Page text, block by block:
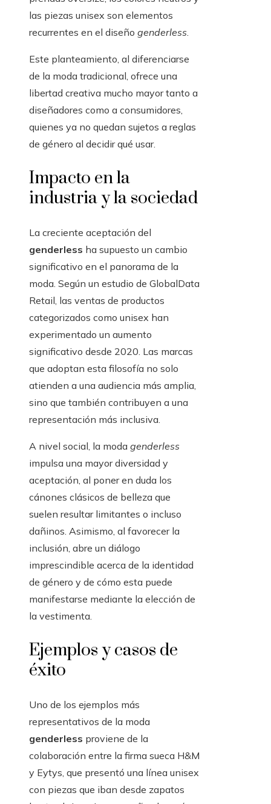
las piezas unisex son elementos
recurrentes en el diseño genderless.
Este planteamiento, al diferenciarse
de la moda tradicional, ofrece una
libertad creativa mucho mayor tanto a
diseñadores como a consumidores,
quienes ya no quedan sujetos a reglas
de género al decidir qué usar.
Impacto en la
industria y la sociedad
La creciente aceptación del
genderless ha supuesto un cambio
significativo en el panorama de la
moda. Según un estudio de GlobalData
Retail, las ventas de productos
categorizados como unisex han
experimentado un aumento
significativo desde 2020. Las marcas
que adoptan esta filosofía no solo
atienden a una audiencia más amplia,
sino que también contribuyen a una
representación más inclusiva.
A nivel social, la moda genderless
impulsa una mayor diversidad y
aceptación, al poner en duda los
cánones clásicos de belleza que
suelen resultar limitantes o incluso
dañinos. Asimismo, al favorecer la
inclusión, abre un diálogo
imprescindible acerca de la identidad
de género y de cómo esta puede
manifestarse mediante la elección de
la vestimenta.
Ejemplos y casos de
éxito
Uno de los ejemplos más
representativos de la moda
genderless proviene de la
colaboración entre la firma sueca H&M
y Eytys, que presentó una línea unisex
con piezas que iban desde zapatos